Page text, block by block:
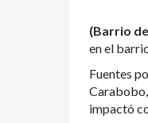
(Barrio
en el
Fuentes
impactó